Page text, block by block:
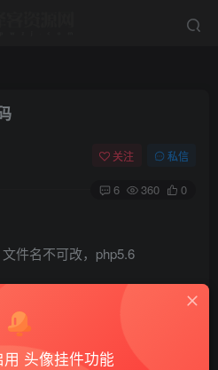
关注 私信
6 360 0
件名不可改，php5.6
头像挂件功能